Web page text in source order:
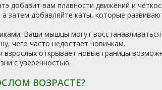
добавит вам плавности движений и
затем добавляйте каты, которые
Ваши мышцы могут
чего часто недостает новичкам.
взрослых открывает новые границы
с уверенностью.
ВОЗРАСТЕ?